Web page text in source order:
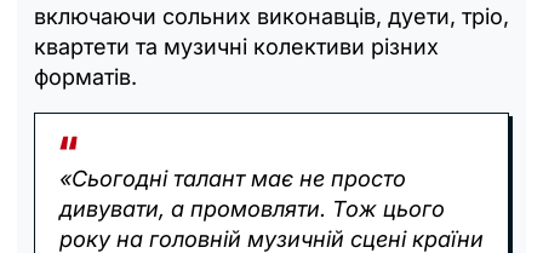
включаючи сольних виконавців, дуети, тріо,
квартети та музичні колективи різних
форматів.
«Сьогодні талант має не просто
дивувати, а промовляти. Тож цього
року на головній музичній сцені країни